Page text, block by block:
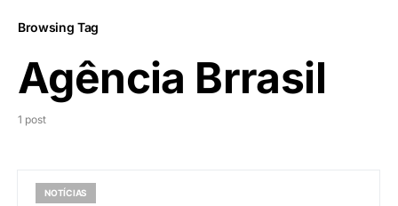
Browsing Tag
Agência Brrasil
1 post
NOTÍCIAS